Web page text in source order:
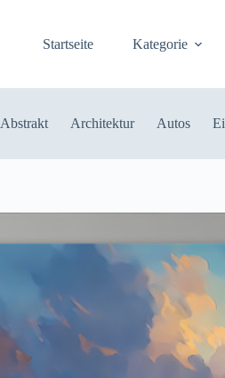
Startseite Kategorie
Abstrakt Architektur Autos